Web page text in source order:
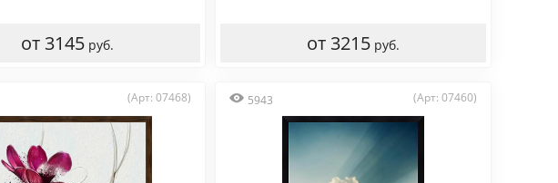
от 3145 руб. от 3215 руб.
(Арт: 07468) 5943 (Арт: 07460)